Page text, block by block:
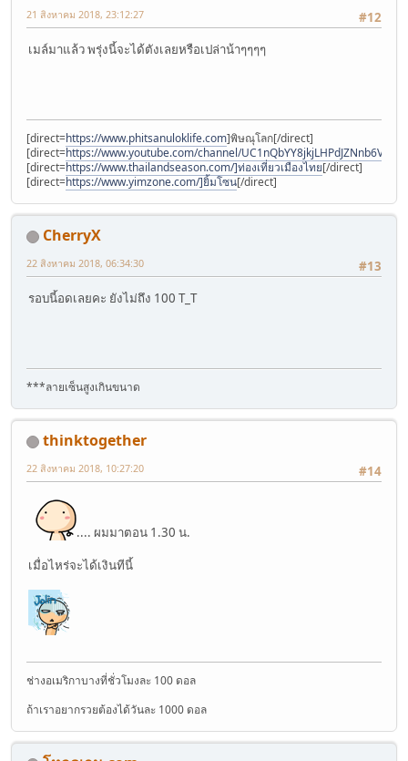
#12
21 สิงหาคม 2018, 23:12:27
เมล์มาแล้ว พรุ่งนี้จะได้ตังเลยหรือเปล่าน้าๆๆๆๆ
[direct=https://www.phitsanuloklife.com]พิษณุโลก[/direct]
[direct=https://www.youtube.com/channel/
[direct=https://www.thailandseason.com/]ท่องเที่ยวเมืองไทย[/direct]
[direct=https://www.yimzone.com/]ยิ้มโซน[/direct]
CherryX
#13
22 สิงหาคม 2018, 06:34:30
รอบนี้อดเลยคะ ยังไม่ถึง 100 T_T
***ลายเซ็นสูงเกินขนาด
thinktogether
#14
22 สิงหาคม 2018, 10:27:20
.... ผมมาตอน 1.30 น.
เมื่อไหร่จะได้เงินทีนี้
ช่างอเมริกาบางที่ชั่วโมงละ 100 ดอล
ถ้าเราอยากรวยต้องได้วันละ 1000 ดอล